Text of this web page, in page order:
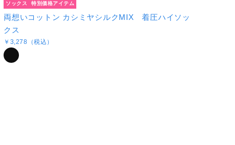
ソックス 特別価格アイテム
両想いコットン カシミヤシルクMIX 着圧ハイソッ
クス
￥3,278（税込）